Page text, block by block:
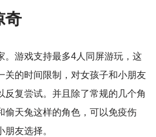
奇
。游戏支持最多4人同屏游玩，这
关的时间限制，对女孩子和小朋友
反复尝试。并且除了常规的几个角
偷天兔这样的角色，可以免疫伤
友选择。